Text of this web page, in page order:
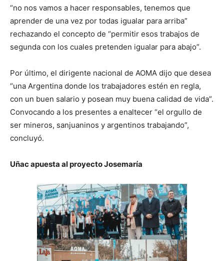
“no nos vamos a hacer responsables, tenemos que
aprender de una vez por todas igualar para arriba”
rechazando el concepto de “permitir esos trabajos de
segunda con los cuales pretenden igualar para abajo”.
Por último, el dirigente nacional de AOMA dijo que desea
“una Argentina donde los trabajadores estén en regla,
con un buen salario y posean muy buena calidad de vida”.
Convocando a los presentes a enaltecer “el orgullo de
ser mineros, sanjuaninos y argentinos trabajando”,
concluyó.
Uñac apuesta al proyecto Josemaría